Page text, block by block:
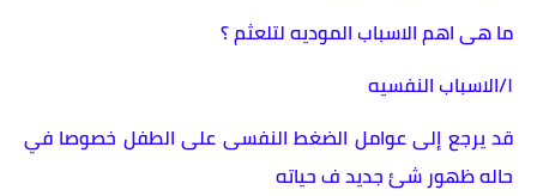
ما هى اهم الاسباب الموديه لتلعثم ؟
١/الاسباب النفسيه
قد يرجع إلى عوامل الضغط النفسى على الطفل خصوصا في
حاله ظهور شئ جديد ف حياته